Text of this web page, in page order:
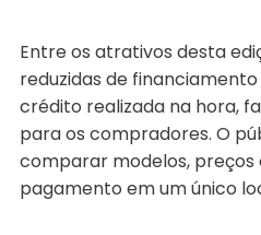
Entre os atrativos desta
reduzidas de
crédito realizada na hora,
para os compradores. O
comparar modelos, preços
pagamento em um único